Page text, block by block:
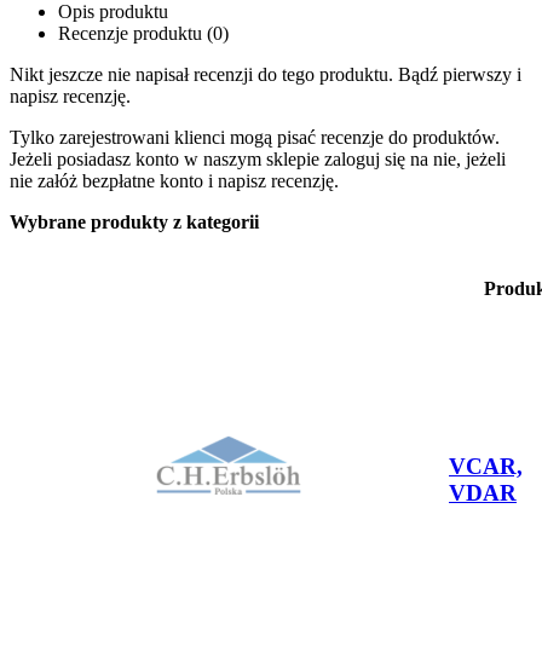
Opis produktu
Recenzje produktu (0)
Nikt jeszcze nie napisał recenzji do tego produktu. Bądź pierwszy i
napisz recenzję.
Tylko zarejestrowani klienci mogą pisać recenzje do produktów.
Jeżeli posiadasz konto w naszym sklepie zaloguj się na nie, jeżeli
nie załóż bezpłatne konto i napisz recenzję.
Wybrane produkty z kategorii
VCAR,
VDAR